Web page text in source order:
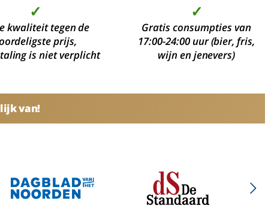
✓
kwaliteit tegen de
prijs,
is niet verplicht
✓
Gratis consumpties van
17:00-24:00 uur (bier, fris,
wijn en jenevers)
van!